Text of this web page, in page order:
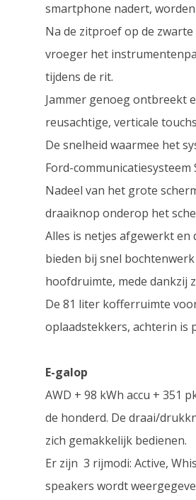
smartphone nadert,
Na de zitproef op de
vroeger het
tijdens de rit.
Jammer genoeg ontbreekt
reusachtige, verticale
De snelheid waarmee het
Ford-
Nadeel van het grote
draaiknop onderop het
Alles is netjes afgewerkt
bieden bij snel
hoofdruimte, mede dankzij
De 81 liter kofferruimte
oplaadstekkers, achterin is
E-galop
AWD + 98 kWh accu + 351
de honderd. De draai/
zich gemakkelijk bedienen.
Er zijn 3 rijmodi: Active,
speakers wordt